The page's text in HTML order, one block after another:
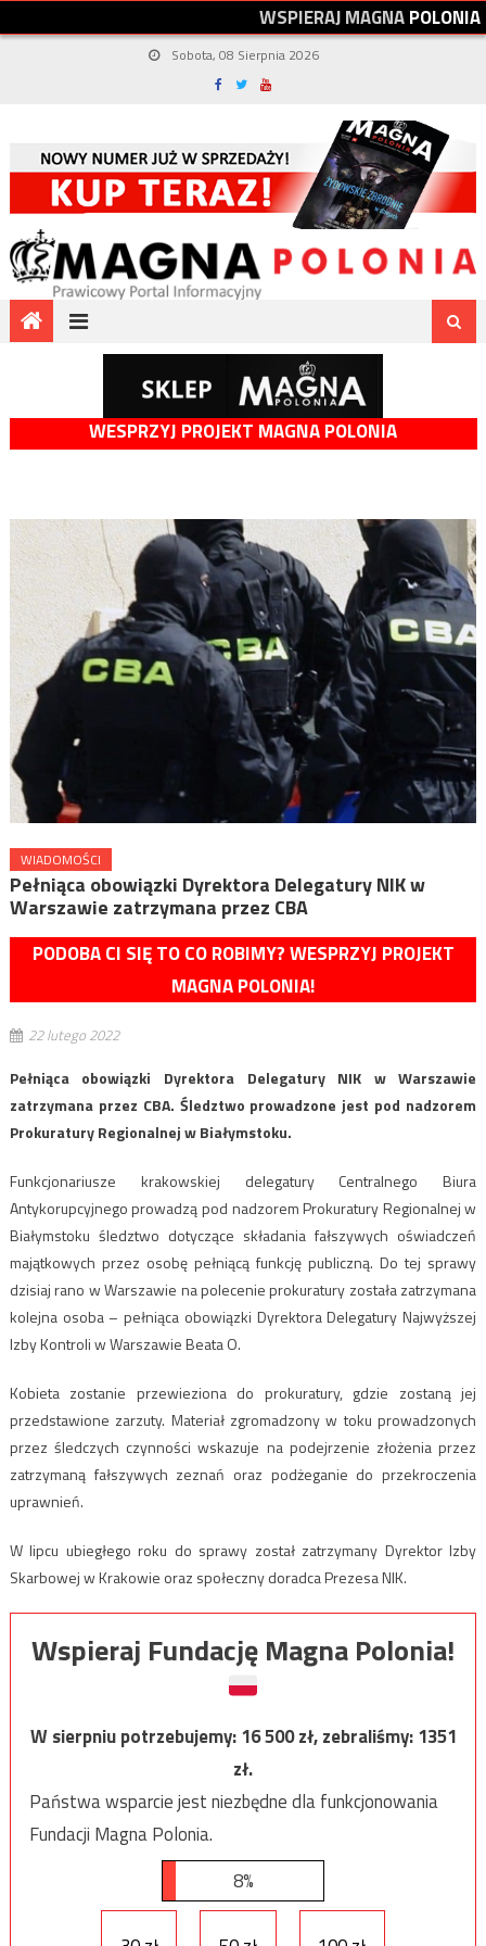
WSPIERAJMAGNAPOLONIA
Sobota, 08 Sierpnia 2026
WESPRZYJ PROJEKT MAGNA POLONIA
WIADOMOŚCI
Pełniąca obowiązki Dyrektora Delegatury NIK w
Warszawie zatrzymana przez CBA
PODOBA CI SIĘ TO CO ROBIMY? WESPRZYJ PROJEKT
MAGNA POLONIA!
22 lutego 2022
Pełniąca obowiązki Dyrektora Delegatury NIK w Warszawie
zatrzymana przez CBA. Śledztwo prowadzone jest pod nadzorem
Prokuratury Regionalnej w Białymstoku.
Funkcjonariusze krakowskiej delegatury Centralnego Biura
Antykorupcyjnego prowadzą pod nadzorem Prokuratury Regionalnej w
Białymstoku śledztwo dotyczące składania fałszywych oświadczeń
majątkowych przez osobę pełniącą funkcję publiczną. Do tej sprawy
dzisiaj rano w Warszawie na polecenie prokuratury została zatrzymana
kolejna osoba – pełniąca obowiązki Dyrektora Delegatury Najwyższej
Izby Kontroli w Warszawie Beata O.
Kobieta zostanie przewieziona do prokuratury, gdzie zostaną jej
przedstawione zarzuty. Materiał zgromadzony w toku prowadzonych
przez śledczych czynności wskazuje na podejrzenie złożenia przez
zatrzymaną fałszywych zeznań oraz podżeganie do przekroczenia
uprawnień.
W lipcu ubiegłego roku do sprawy został zatrzymany Dyrektor Izby
Skarbowej w Krakowie oraz społeczny doradca Prezesa NIK.
Wspieraj Fundację Magna Polonia!
W sierpniu potrzebujemy:16 500zł, zebraliśmy:1351
zł.
Państwa wsparcie jest niezbędne dla funkcjonowania
Fundacji Magna Polonia.
8%